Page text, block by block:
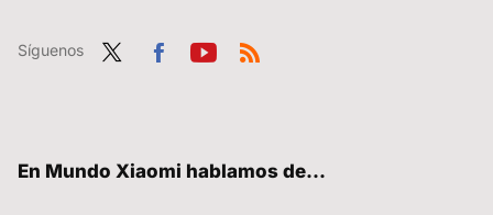
Síguenos
En Mundo Xiaomi hablamos de...